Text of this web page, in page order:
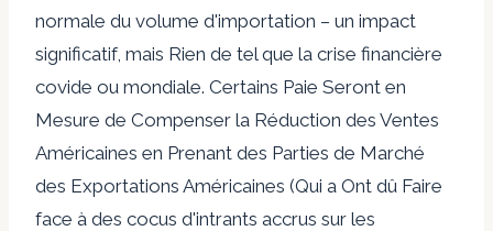
normale du volume d'importation – un impact
significatif, mais Rien de tel que la crise financière
covide ou mondiale. Certains Paie Seront en
Mesure de Compenser la Réduction des Ventes
Américaines en Prenant des Parties de Marché
des Exportations Américaines (Qui a Ont dû Faire
face à des cocus d'intrants accrus sur les